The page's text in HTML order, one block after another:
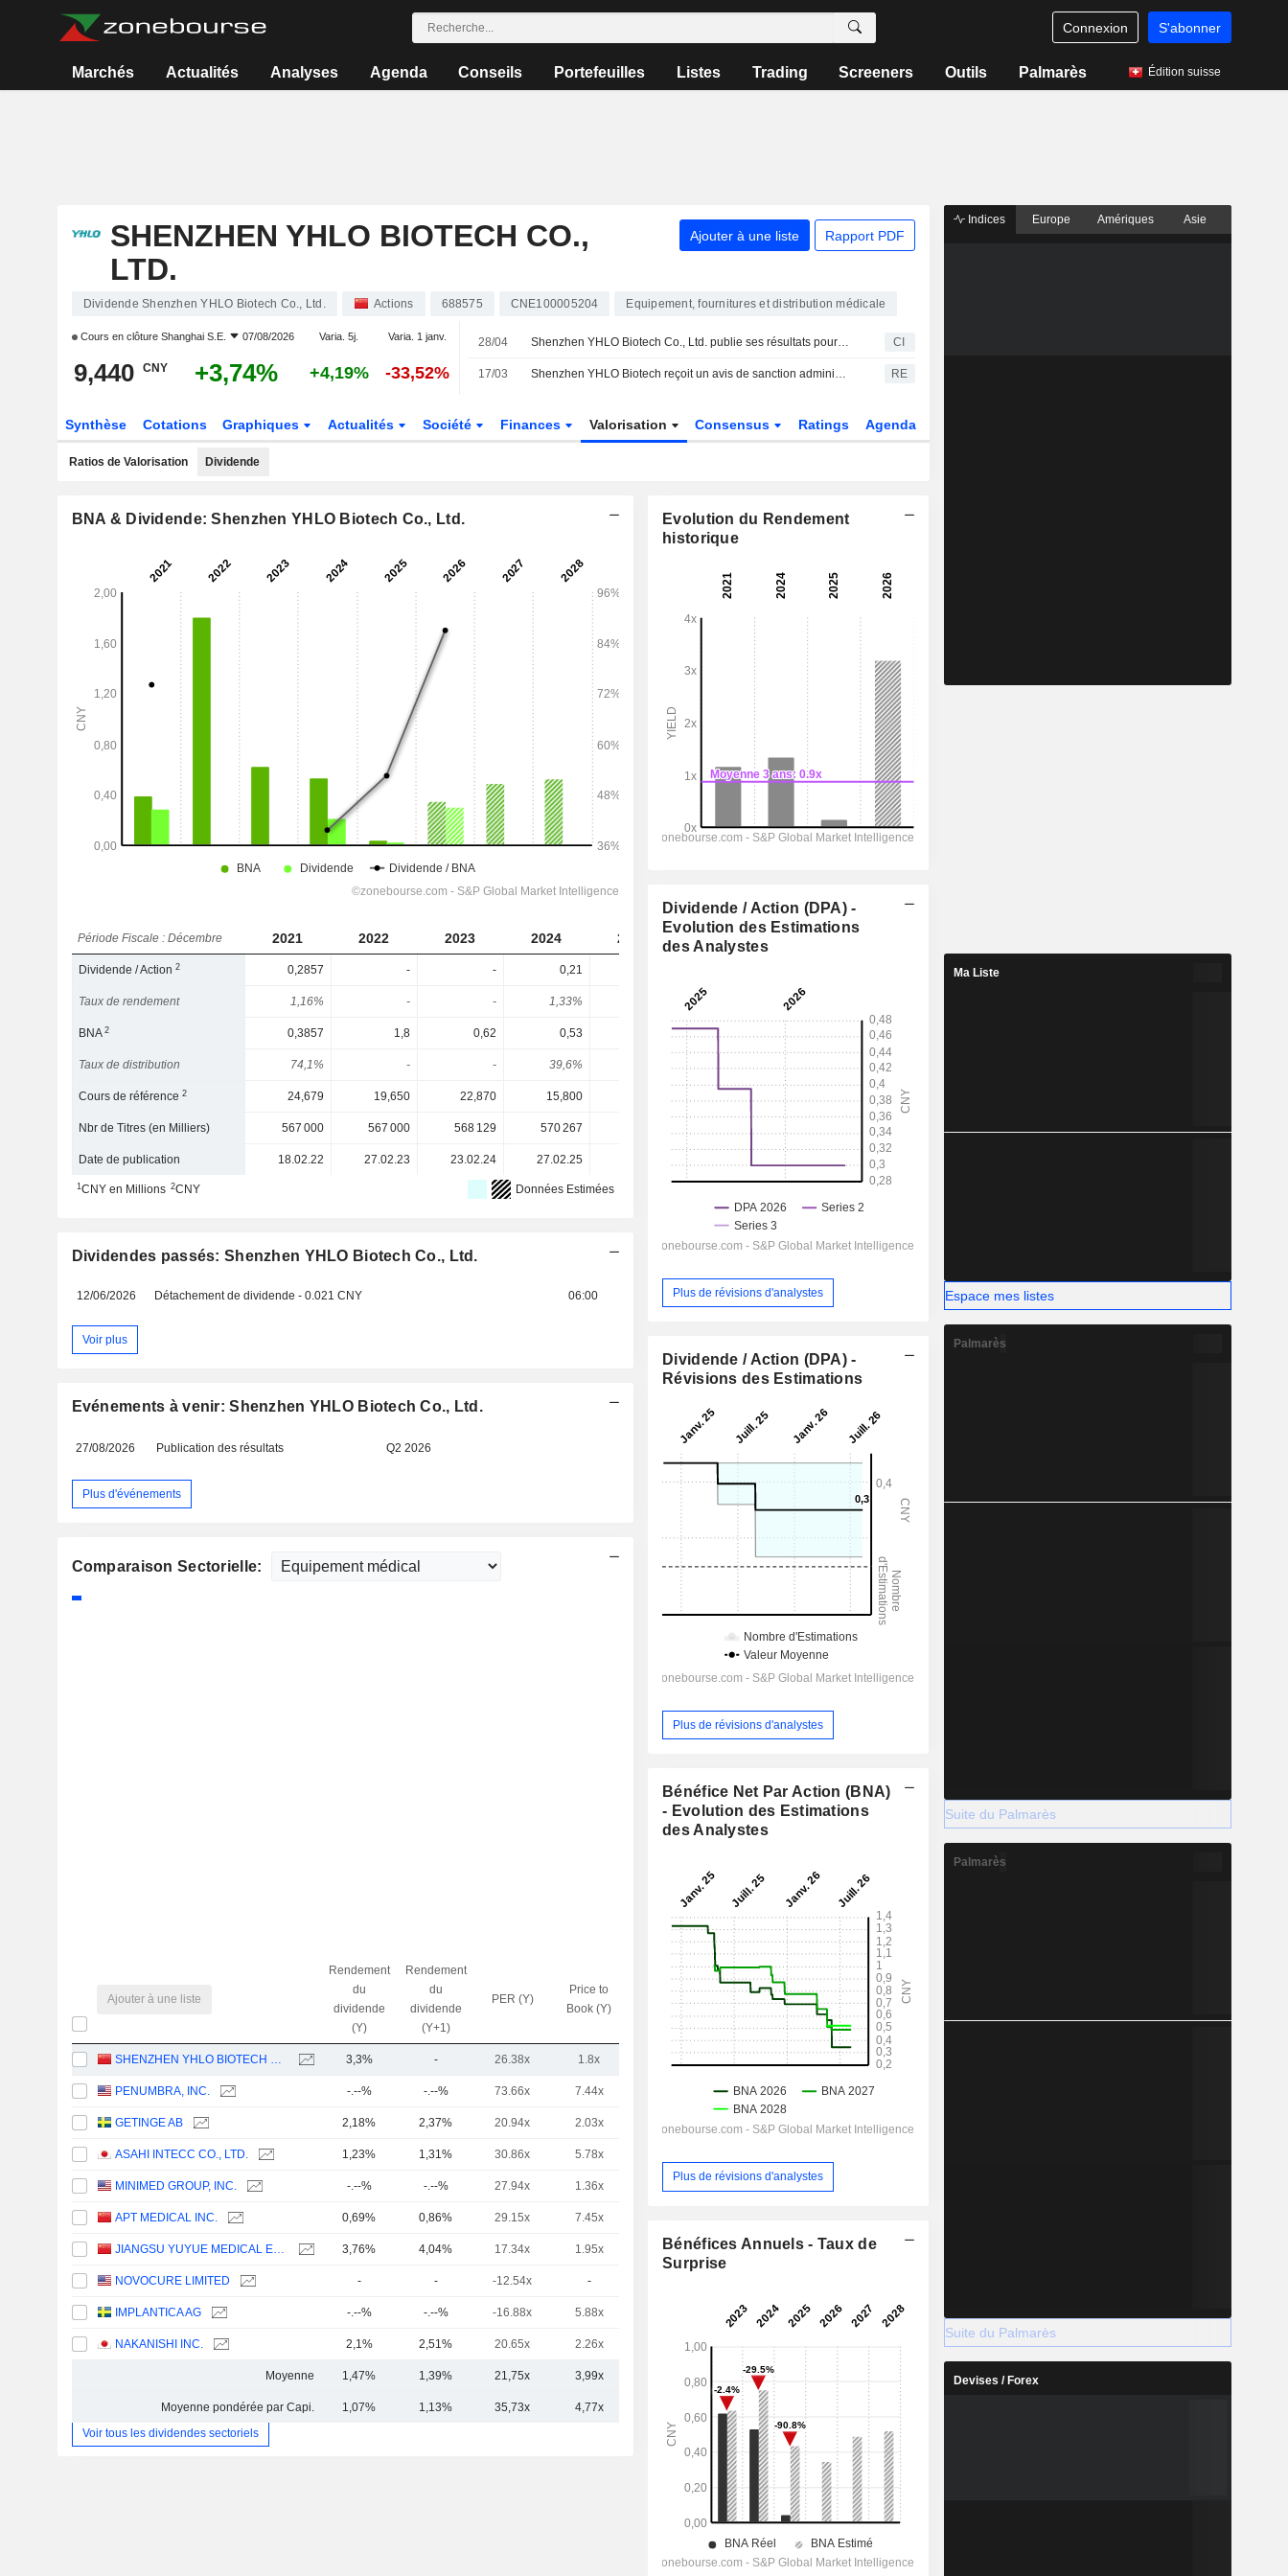
Connexion S'abonner
Marchés Actualités Analyses Agenda Conseils Portefeuilles Listes Trading Screeners Outils Palmarès Édition suisse
SHENZHEN YHLO BIOTECH CO.,
LTD.
Ajouter à une liste Rapport PDF
Dividende Shenzhen YHLO Biotech Co., Ltd. Actions 688575 CNE100005204 Equipement, fournitures et distribution médicale
Cours en clôture Shanghai S.E. 07/08/2026 Varia. 5j. Varia. 1 janv.
9,440 CNY +3,74% +4,19% -33,52%
28/04 Shenzhen YHLO Biotech Co., Ltd. publie ses résultats pour le premier trimestre clos le 31 mars 2026 CI
17/03 Shenzhen YHLO Biotech reçoit un avis de sanction administrative du régulateur RE
Synthèse Cotations Graphiques Actualités Société Finances Valorisation Consensus Ratings Agenda
Ratios de Valorisation Dividende
BNA & Dividende: Shenzhen YHLO Biotech Co., Ltd.
Période Fiscale : Décembre 2021 2022 2023 2024 2025 2026
Dividende / Action2 0,2857 - - 0,21
Taux de rendement 1,16% - - 1,33%
BNA2 0,3857 1,8 0,62 0,53 0,345 0,4867
Taux de distribution 74,1% - - 39,6% 87% -
Cours de référence2 24,679 19,650 22,870 15,800 9,440
Nbr de Titres (en Milliers) 567 000 567 000 568 129 570 267 571 388
Date de publication 18.02.22 27.02.23 23.02.24 27.02.25
1CNY en Millions 2CNY Données Estimées
Dividendes passés: Shenzhen YHLO Biotech Co., Ltd.
12/06/2026 Détachement de dividende - 0.021 CNY 06:00
Voir plus
Evénements à venir: Shenzhen YHLO Biotech Co., Ltd.
27/08/2026 Publication des résultats Q2 2026
Plus d'événements
Comparaison Sectorielle:
Ajouter à une liste
Rendement
du
dividende
(Y)
Rendement
du
dividende
(Y+1)
PER (Y)
Price to
Book (Y)
VE / CA (Y)
SHENZHEN YHLO BIOTECH CO., LTD. 3,3% - 26.38x 1.8x
PENUMBRA, INC. -.--% -.--% 73.66x 7.44x
GETINGE AB 2,18% 2,37% 20.94x 2.03x 2.08x
ASAHI INTECC CO., LTD. 1,23% 1,31% 30.86x 5.78x
MINIMED GROUP, INC. -.--% -.--% 27.94x 1.36x
APT MEDICAL INC. 0,69% 0,86% 29.15x 7.45x
JIANGSU YUYUE MEDICAL EQUIPMENT & SUPPLY CO., LTD. 3,76% 4,04% 17.34x 1.95x 3.05x
NOVOCURE LIMITED - - -12.54x -
IMPLANTICA AG -.--% -.--% -16.88x 5.88x
NAKANISHI INC. 2,1% 2,51% 20.65x 2.26x
Moyenne 1,47% 1,39% 21,75x 3,99x 50,39x
Moyenne pondérée par Capi. 1,07% 1,13% 35,73x 4,77x
Voir tous les dividendes sectoriels
Evolution du Rendement
historique
Dividende / Action (DPA) -
Evolution des Estimations
des Analystes
Plus de révisions d'analystes
Dividende / Action (DPA) -
Révisions des Estimations
Plus de révisions d'analystes
Bénéfice Net Par Action (BNA)
- Evolution des Estimations
des Analystes
Plus de révisions d'analystes
Bénéfices Annuels - Taux de
Surprise
Indices Europe Amériques Asie
Ma Liste
Espace mes listes
Palmarès
Suite du Palmarès
Palmarès
Suite du Palmarès
Devises / Forex